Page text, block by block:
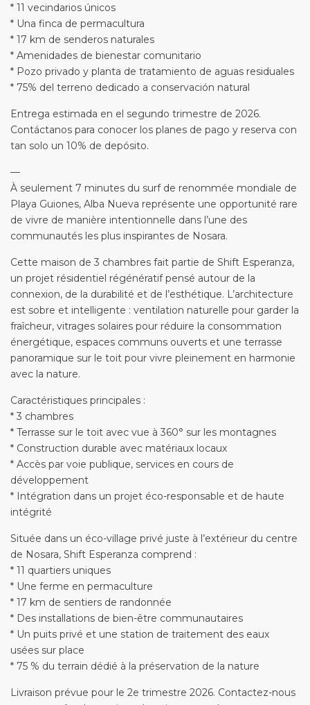
* 11 vecindarios únicos
* Una finca de permacultura
* 17 km de senderos naturales
* Amenidades de bienestar comunitario
* Pozo privado y planta de tratamiento de aguas residuales
* 75% del terreno dedicado a conservación natural
Entrega estimada en el segundo trimestre de 2026.
Contáctanos para conocer los planes de pago y reserva con
tan solo un 10% de depósito.
—
À seulement 7 minutes du surf de renommée mondiale de
Playa Guiones, Alba Nueva représente une opportunité rare
de vivre de manière intentionnelle dans l’une des
communautés les plus inspirantes de Nosara.
Cette maison de 3 chambres fait partie de Shift Esperanza,
un projet résidentiel régénératif pensé autour de la
connexion, de la durabilité et de l’esthétique. L’architecture
est sobre et intelligente : ventilation naturelle pour garder la
fraîcheur, vitrages solaires pour réduire la consommation
énergétique, espaces communs ouverts et une terrasse
panoramique sur le toit pour vivre pleinement en harmonie
avec la nature.
Caractéristiques principales :
* 3 chambres
* Terrasse sur le toit avec vue à 360° sur les montagnes
* Construction durable avec matériaux locaux
* Accès par voie publique, services en cours de
développement
* Intégration dans un projet éco-responsable et de haute
intégrité
Située dans un éco-village privé juste à l’extérieur du centre
de Nosara, Shift Esperanza comprend :
* 11 quartiers uniques
* Une ferme en permaculture
* 17 km de sentiers de randonnée
* Des installations de bien-être communautaires
* Un puits privé et une station de traitement des eaux
usées sur place
* 75 % du terrain dédié à la préservation de la nature
Livraison prévue pour le 2e trimestre 2026. Contactez-nous